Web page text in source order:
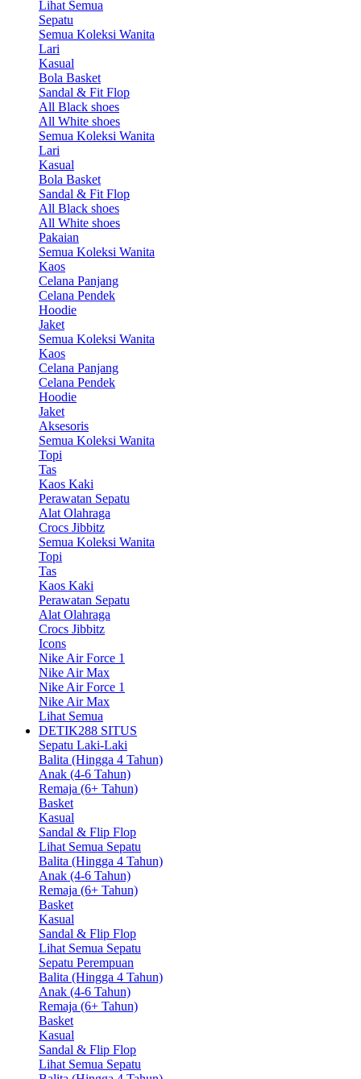
Lihat Semua
Sepatu
Semua Koleksi Wanita
Lari
Kasual
Bola Basket
Sandal & Fit Flop
All Black shoes
All White shoes
Semua Koleksi Wanita
Lari
Kasual
Bola Basket
Sandal & Fit Flop
All Black shoes
All White shoes
Pakaian
Semua Koleksi Wanita
Kaos
Celana Panjang
Celana Pendek
Hoodie
Jaket
Semua Koleksi Wanita
Kaos
Celana Panjang
Celana Pendek
Hoodie
Jaket
Aksesoris
Semua Koleksi Wanita
Topi
Tas
Kaos Kaki
Perawatan Sepatu
Alat Olahraga
Crocs Jibbitz
Semua Koleksi Wanita
Topi
Tas
Kaos Kaki
Perawatan Sepatu
Alat Olahraga
Crocs Jibbitz
Icons
Nike Air Force 1
Nike Air Max
Nike Air Force 1
Nike Air Max
Lihat Semua
DETIK288 SITUS
Sepatu Laki-Laki
Balita (Hingga 4 Tahun)
Anak (4-6 Tahun)
Remaja (6+ Tahun)
Basket
Kasual
Sandal & Flip Flop
Lihat Semua Sepatu
Balita (Hingga 4 Tahun)
Anak (4-6 Tahun)
Remaja (6+ Tahun)
Basket
Kasual
Sandal & Flip Flop
Lihat Semua Sepatu
Sepatu Perempuan
Balita (Hingga 4 Tahun)
Anak (4-6 Tahun)
Remaja (6+ Tahun)
Basket
Kasual
Sandal & Flip Flop
Lihat Semua Sepatu